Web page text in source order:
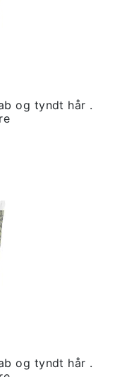
og tyndt hår .
og tyndt hår .